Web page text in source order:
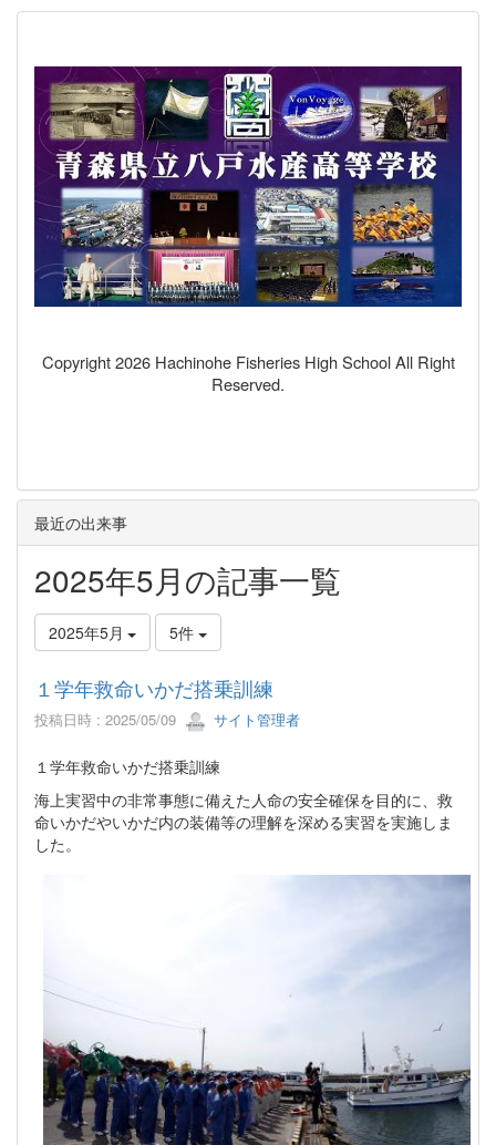
Copyright 2026 Hachinohe Fisheries High School All Right
Reserved.
最近の出来事
2025年5月の記事一覧
2025年5月 5件
１学年救命いかだ搭乗訓練
投稿日時 : 2025/05/09 サイト管理者
１学年救命いかだ搭乗訓練
海上実習中の非常事態に備えた人命の安全確保を目的に、救
命いかだやいかだ内の装備等の理解を深める実習を実施しま
した。